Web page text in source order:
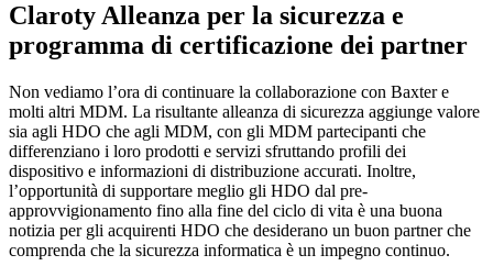
Claroty Alleanza per la sicurezza e
programma di certificazione dei partner
Non vediamo l’ora di continuare la collaborazione con Baxter e
molti altri MDM. La risultante alleanza di sicurezza aggiunge valore
sia agli HDO che agli MDM, con gli MDM partecipanti che
differenziano i loro prodotti e servizi sfruttando profili dei
dispositivo e informazioni di distribuzione accurati. Inoltre,
l’opportunità di supportare meglio gli HDO dal pre-
approvvigionamento fino alla fine del ciclo di vita è una buona
notizia per gli acquirenti HDO che desiderano un buon partner che
comprenda che la sicurezza informatica è un impegno continuo.